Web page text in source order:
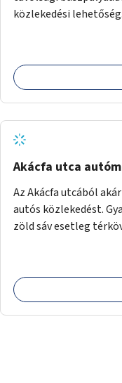
akciók, Fővárossal,
elismerő díj az adó
közlekedési
hogy aztán több
a buszpályaudvarra.
Akácfa utca
Az Akácfa utcából
autós közlekedést.
zöld sáv esetleg